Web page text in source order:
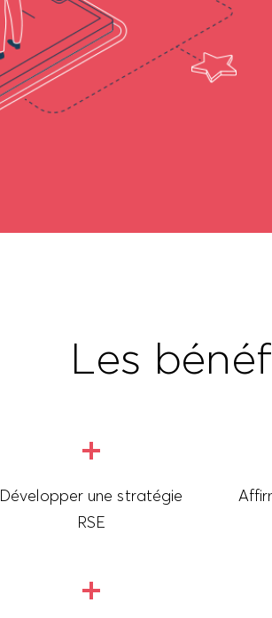
Les
Développer une stratégie
RSE